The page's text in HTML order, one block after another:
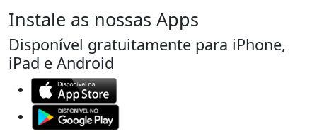
Instale as nossas Apps
Disponível gratuitamente para iPhone,
iPad e Android